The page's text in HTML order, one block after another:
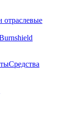
Средства